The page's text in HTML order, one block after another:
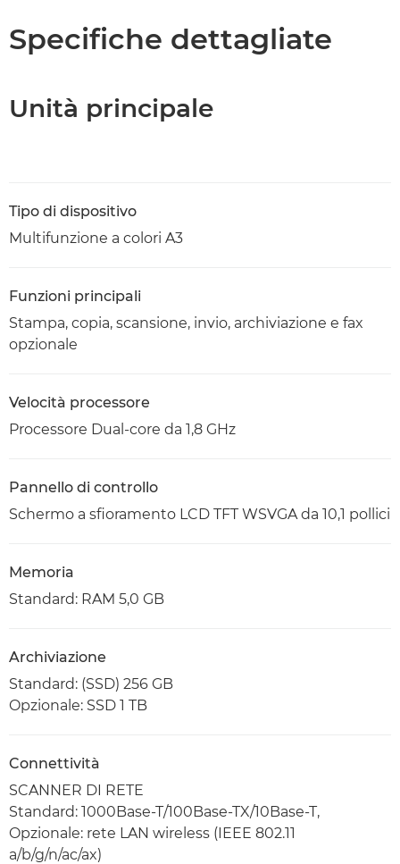
Scarica PDF
Specifiche dettagliate
Unità principale
Tipo di dispositivo
Multifunzione a colori A3
Funzioni principali
Stampa, copia, scansione, invio, archiviazione e fax
opzionale
Velocità processore
Processore Dual-core da 1,8 GHz
Pannello di controllo
Schermo a sfioramento LCD TFT WSVGA da 10,1 pollici
Memoria
Standard: RAM 5,0 GB
Archiviazione
Standard: (SSD) 256 GB
Opzionale: SSD 1 TB
Connettività
SCANNER DI RETE
Standard: 1000Base-T/100Base-TX/10Base-T,
Opzionale: rete LAN wireless (IEEE 802.11
a/b/g/n/ac/ax)